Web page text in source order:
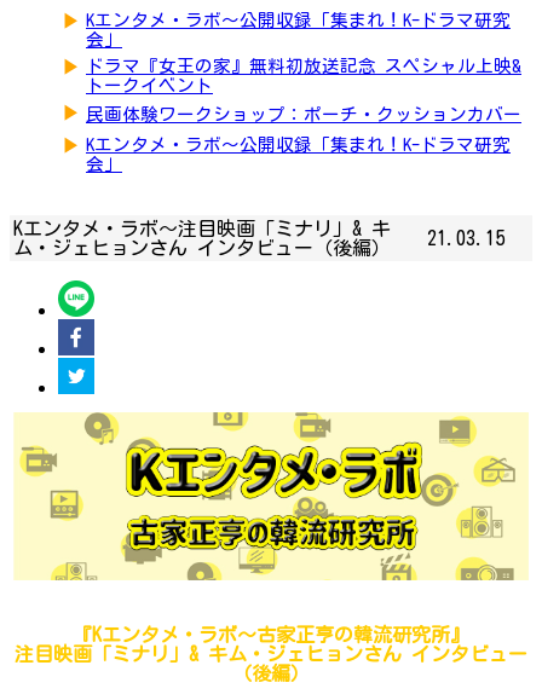
▶ Kエンタメ・ラボ～公開収録「集まれ！K-ドラマ研究
会」
▶
ドラマ『女王の家』無料初放送記念 スペシャル上映&
トークイベント
▶ 民画体験ワークショップ：ポーチ・クッションカバー
▶ Kエンタメ・ラボ～公開収録「集まれ！K-ドラマ研究
会」
Kエンタメ・ラボ～注目映画「ミナリ」& キ
ム・ジェヒョンさん インタビュー（後編）
21.03.15
『Kエンタメ・ラボ～古家正亨の韓流研究所』
注目映画「ミナリ」& キム・ジェヒョンさん インタビュー
（後編）